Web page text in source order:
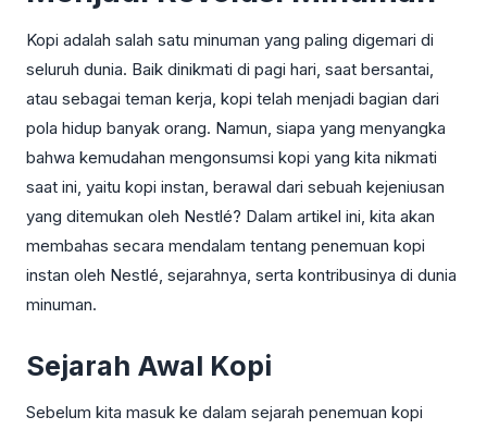
Kopi adalah salah satu minuman yang paling digemari di
seluruh dunia. Baik dinikmati di pagi hari, saat bersantai,
atau sebagai teman kerja, kopi telah menjadi bagian dari
pola hidup banyak orang. Namun, siapa yang menyangka
bahwa kemudahan mengonsumsi kopi yang kita nikmati
saat ini, yaitu kopi instan, berawal dari sebuah kejeniusan
yang ditemukan oleh Nestlé? Dalam artikel ini, kita akan
membahas secara mendalam tentang penemuan kopi
instan oleh Nestlé, sejarahnya, serta kontribusinya di dunia
minuman.
Sejarah Awal Kopi
Sebelum kita masuk ke dalam sejarah penemuan kopi